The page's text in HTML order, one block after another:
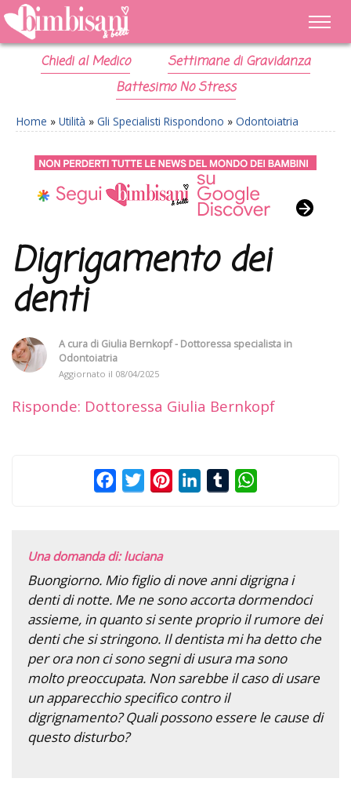
Chiedi al Medico
Settimane di Gravidanza
Battesimo No Stress
Home » Utilità » Gli Specialisti Rispondono » Odontoiatria
Digrigamento dei
denti
A cura di Giulia Bernkopf - Dottoressa specialista in
Odontoiatria
Aggiornato il 08/04/2025
Risponde: Dottoressa Giulia Bernkopf
FacebookTwitterPinterestLinkedInTumblr
Una domanda di: luciana
Buongiorno. Mio figlio di nove anni digrigna i
denti di notte. Me ne sono accorta dormendoci
assieme, in quanto si sente proprio il rumore dei
denti che si stringono. Il dentista mi ha detto che
per ora non ci sono segni di usura ma sono
molto preoccupata. Non sarebbe il caso di usare
un apparecchio specifico contro il
digrignamento? Quali possono essere le cause di
questo disturbo?